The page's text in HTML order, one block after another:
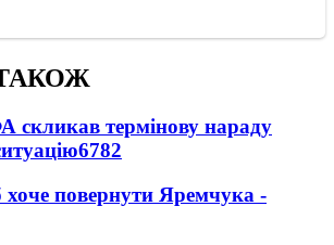
скликав термінову нараду
6782
повернути Яремчука -